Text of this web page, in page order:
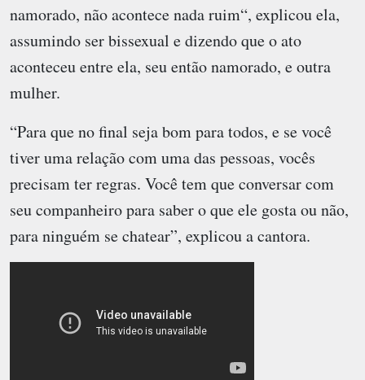
namorado, não acontece nada ruim“, explicou ela,
assumindo ser bissexual e dizendo que o ato
aconteceu entre ela, seu então namorado, e outra
mulher.
“Para que no final seja bom para todos, e se você
tiver uma relação com uma das pessoas, vocês
precisam ter regras. Você tem que conversar com
seu companheiro para saber o que ele gosta ou não,
para ninguém se chatear”, explicou a cantora.